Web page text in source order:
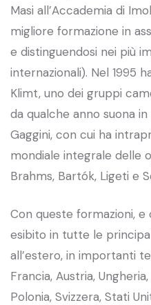
Masi all’Accademia di
migliore formazione in
e distinguendosi nei più
internazionali). Nel 1995
Klimt, uno dei gruppi
da qualche anno suona
Gaggini, con cui ha
mondiale integrale delle
Brahms, Bartók, Ligeti e
Con queste formazioni, e
esibito in tutte le
all’estero, in importanti
Francia, Austria,
Polonia, Svizzera, Stati